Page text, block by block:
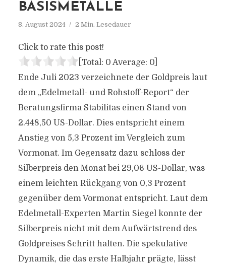
BASISMETALLE
8. August 2024 2 Min. Lesedauer
Click to rate this post!
[Total: 0 Average: 0]
Ende Juli 2023 verzeichnete der Goldpreis laut
dem „Edelmetall- und Rohstoff-Report“ der
Beratungsfirma Stabilitas einen Stand von
2.448,50 US-Dollar. Dies entspricht einem
Anstieg von 5,3 Prozent im Vergleich zum
Vormonat. Im Gegensatz dazu schloss der
Silberpreis den Monat bei 29,06 US-Dollar, was
einem leichten Rückgang von 0,3 Prozent
gegenüber dem Vormonat entspricht. Laut dem
Edelmetall-Experten Martin Siegel konnte der
Silberpreis nicht mit dem Aufwärtstrend des
Goldpreises Schritt halten. Die spekulative
Dynamik, die das erste Halbjahr prägte, lässt